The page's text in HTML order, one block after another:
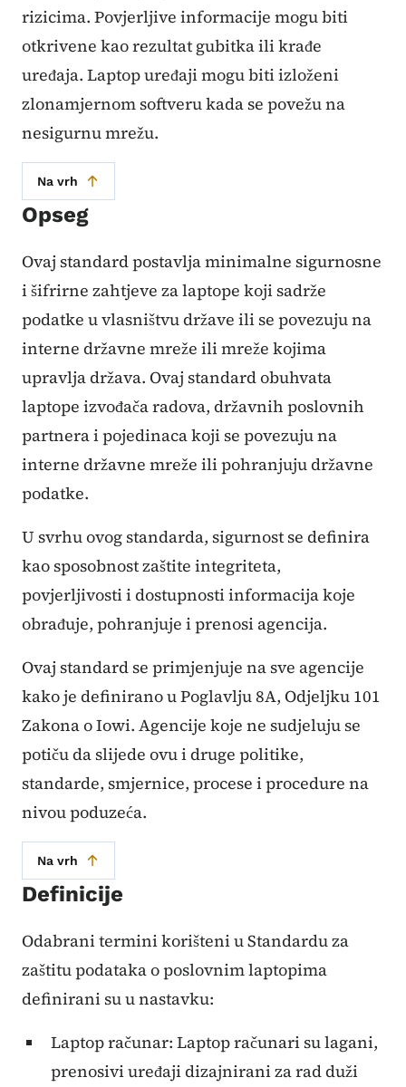
rizicima. Povjerljive informacije mogu biti
otkrivene kao rezultat gubitka ili krađe
uređaja. Laptop uređaji mogu biti izloženi
zlonamjernom softveru kada se povežu na
nesigurnu mrežu.
Na vrh
Opseg
Ovaj standard postavlja minimalne sigurnosne
i šifrirne zahtjeve za laptope koji sadrže
podatke u vlasništvu države ili se povezuju na
interne državne mreže ili mreže kojima
upravlja država. Ovaj standard obuhvata
laptope izvođača radova, državnih poslovnih
partnera i pojedinaca koji se povezuju na
interne državne mreže ili pohranjuju državne
podatke.
U svrhu ovog standarda, sigurnost se definira
kao sposobnost zaštite integriteta,
povjerljivosti i dostupnosti informacija koje
obrađuje, pohranjuje i prenosi agencija.
Ovaj standard se primjenjuje na sve agencije
kako je definirano u Poglavlju 8A, Odjeljku 101
Zakona o Iowi. Agencije koje ne sudjeluju se
potiču da slijede ovu i druge politike,
standarde, smjernice, procese i procedure na
nivou poduzeća.
Na vrh
Definicije
Odabrani termini korišteni u Standardu za
zaštitu podataka o poslovnim laptopima
definirani su u nastavku:
Laptop računar: Laptop računari su lagani,
prenosivi uređaji dizajnirani za rad duži